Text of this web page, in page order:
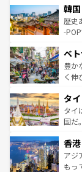
はコ
いる
ビン
い。
参照
ン）
と山
驚き
容に
照し
韓国
歴史
-
き、
でき
まで
リテ
覧を
ベ
豊か
く伸
急速
ーチ
醸し
とつ
ひ現
が旅
タイ
タイ
国だ
の活
帯で
いビ
香港
アジ
もっ